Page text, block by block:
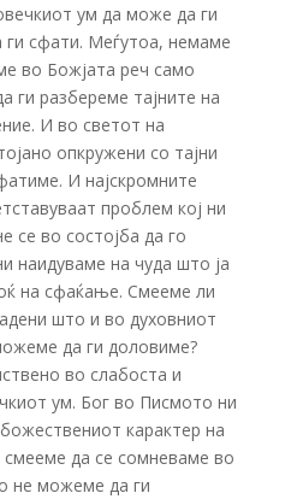
ум да може да ги
ги сфати. Меѓутоа, немаме
во Божјата реч само
разбереме тајните на
И во светот на
опкружени со тајни
И најскромните
проблем кој ни
се во состојба да го
наидуваме на чуда што ја
на сфаќање. Смееме ли
што и во духовниот
да ги доловиме?
во слабоста и
ум. Бог во Писмото ни
карактер на
смееме да се сомневаме во
не можеме да ги